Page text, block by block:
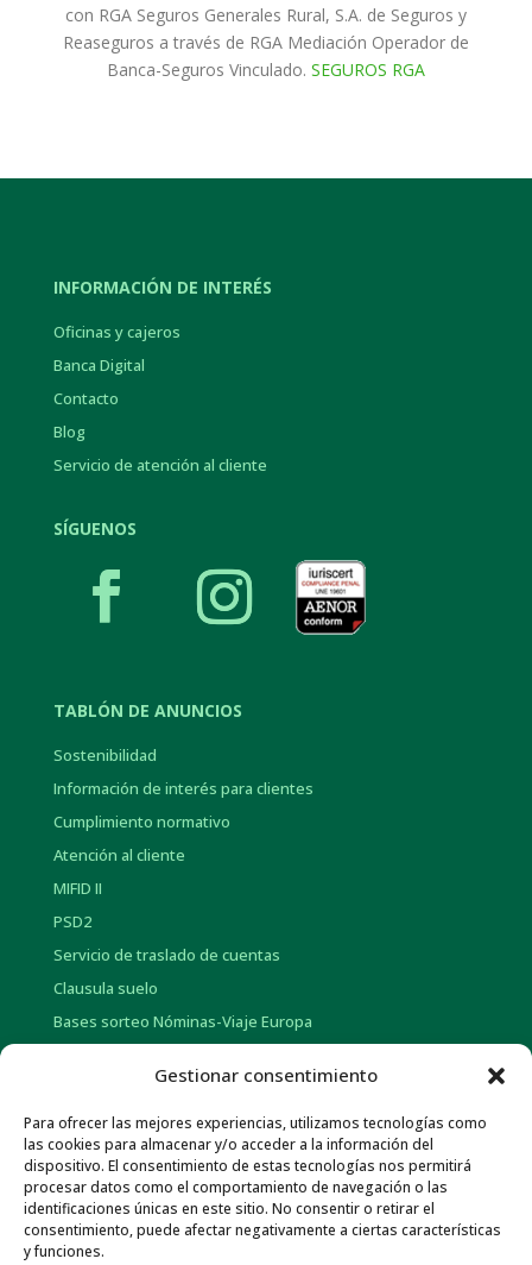
Gestionar consentimiento
Para ofrecer las mejores experiencias, utilizamos tecnologías como
las cookies para almacenar y/o acceder a la información del
dispositivo. El consentimiento de estas tecnologías nos permitirá
procesar datos como el comportamiento de navegación o las
identificaciones únicas en este sitio. No consentir o retirar el
consentimiento, puede afectar negativamente a ciertas características
y funciones.
con RGA Seguros Generales Rural, S.A. de Seguros y
Reaseguros a través de RGA Mediación Operador de
Banca-Seguros Vinculado. SEGUROS RGA
INFORMACIÓN DE INTERÉS
Oficinas y cajeros
Banca Digital
Contacto
Blog
Servicio de atención al cliente
SÍGUENOS
TABLÓN DE ANUNCIOS
Sostenibilidad
Información de interés para clientes
Cumplimiento normativo
Atención al cliente
MIFID II
PSD2
Servicio de traslado de cuentas
Clausula suelo
Bases sorteo Nóminas-Viaje Europa
INFORMACIÓN CORPORATIVA
Historia
Información social
Memorias Anuales